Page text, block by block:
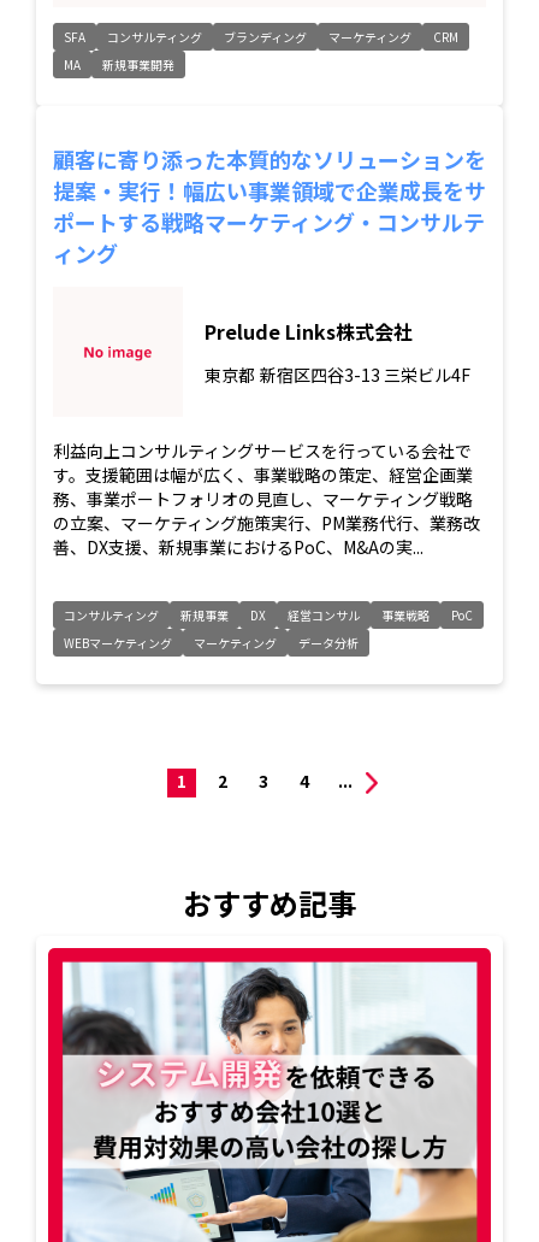
SFA コンサルティング ブランディング マーケティング
CRM
MA
新規事業開発
顧客に寄り添った本質的なソリューションを
提案・実行！幅広い事業領域で企業成長をサ
ポートする戦略マーケティング・コンサルテ
ィング
Prelude Links株式会社
東京都 新宿区四谷3-13 三栄ビル4F
利益向上コンサルティングサービスを行っている会社で
す。支援範囲は幅が広く、事業戦略の策定、経営企画業
務、事業ポートフォリオの見直し、マーケティング戦略
の立案、マーケティング施策実行、PM業務代行、業務改
善、DX支援、新規事業におけるPoC、M&Aの実...
コンサルティング 新規事業 DX 経営コンサル 事業戦略
PoC
WEBマーケティング
マーケティング データ分析
1 2 3 4 ...
おすすめ記事